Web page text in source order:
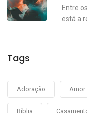
Entre
está a
Tags
Adoração Amor
Bíblia